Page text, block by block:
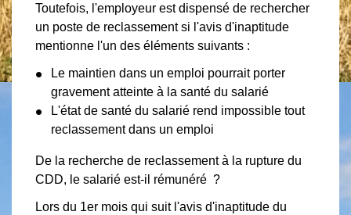
Toutefois, l'employeur est dispensé de rechercher
un poste de reclassement si l'avis d'inaptitude
mentionne l'un des éléments suivants :
Le maintien dans un emploi pourrait porter
gravement atteinte à la santé du salarié
L'état de santé du salarié rend impossible tout
reclassement dans un emploi
De la recherche de reclassement à la rupture du
CDD, le salarié est-il rémunéré ?
Lors du 1er mois qui suit l'avis d'inaptitude du